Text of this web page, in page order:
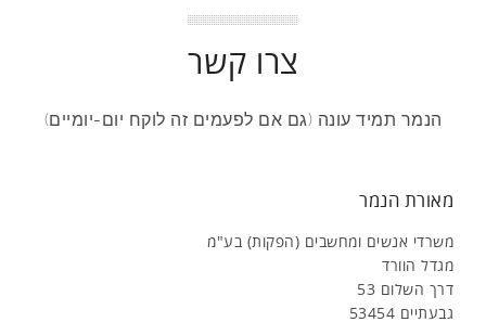
צרו קשר
הנמר תמיד עונה (גם אם לפעמים זה לוקח יום-יומיים)
מאורת הנמר
משרדי אנשים ומחשבים (הפקות) בע"מ
מגדל הוורד
דרך השלום 53
גבעתיים 53454